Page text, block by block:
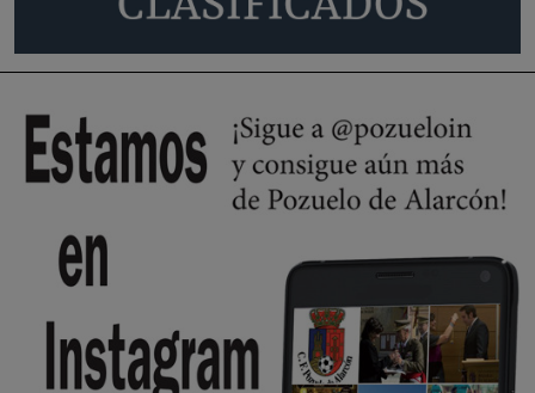
🔴 EXCLUSIVA | El comisario de la …
🔴 EXCLUSIVA | El comisario de la …
Y ese quien es, apenas se ven patrullas en la estación, como si se van
Pozuelo de Alarcón
🔴 EXCLUSIVA | El comisario de la …